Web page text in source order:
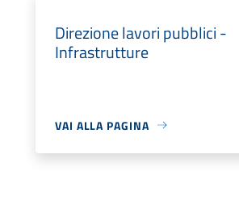
Direzione lavori pubblici -
Infrastrutture
VAI ALLA PAGINA